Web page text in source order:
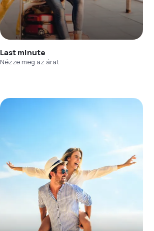
Last minute
Nézze meg az árat